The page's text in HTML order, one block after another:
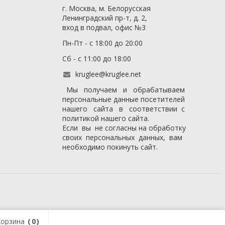
г. Москва, м. Белорусская
Ленинградский пр-т, д. 2,
вход в подвал, офис №3
Пн-Пт - с 18:00 до 20:00
Сб - с 11:00 до 18:00
kruglee@kruglee.net
Мы получаем и обрабатываем
персональные данные посетителей
нашего сайта в соответствии с
политикой нашего сайта.
Если вы не согласны на обработку
своих персональных данных, вам
необходимо покинуть сайт.
0